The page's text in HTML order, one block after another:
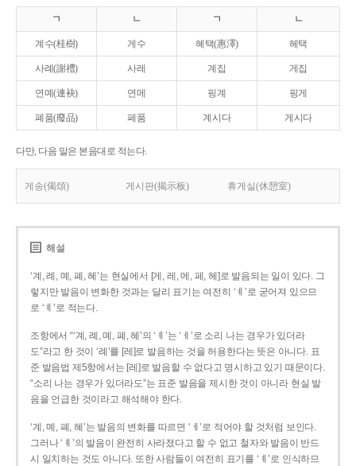
ㄱ ㄴ ㄱ ㄴ
계수(桂樹) 게수 혜택(惠澤) 헤택
사례(謝禮) 사레 계집 게집
연몌(連袂) 연메 핑계 핑게
폐품(廢品) 페품 계시다 게시다
다만, 다음 말은 본음대로 적는다.
게송(偈頌) 게시판(揭示板) 휴게실(休憩室)
해설
‘계, 례, 몌, 폐, 혜’는 현실에서 [게, 레, 메, 페, 헤]로 발음되는 일이 있다. 그
렇지만 발음이 변화한 것과는 달리 표기는 여전히 ‘ㅖ’로 굳어져 있으므
로 ‘ㅖ’로 적는다.
조항에서 “‘계, 례, 몌, 폐, 혜’의 ‘ㅖ’는 ‘ㅔ’로 소리 나는 경우가 있더라
도”라고 한 것이 ‘례’를 [레]로 발음하는 것을 허용한다는 뜻은 아니다. 표
준 발음법 제5항에서는 [레]로 발음할 수 없다고 명시하고 있기 때문이다.
“소리 나는 경우가 있더라도”는 표준 발음을 제시한 것이 아니라 현실 발
음을 언급한 것이라고 해석해야 한다.
‘계, 몌, 폐, 혜’는 발음의 변화를 따르면 ‘ㅔ’로 적어야 할 것처럼 보인다.
그러나 ‘ㅖ’의 발음이 완전히 사라졌다고 할 수 없고 철자와 발음이 반드
시 일치하는 것도 아니다. 또한 사람들이 여전히 표기를 ‘ㅖ’로 인식하므